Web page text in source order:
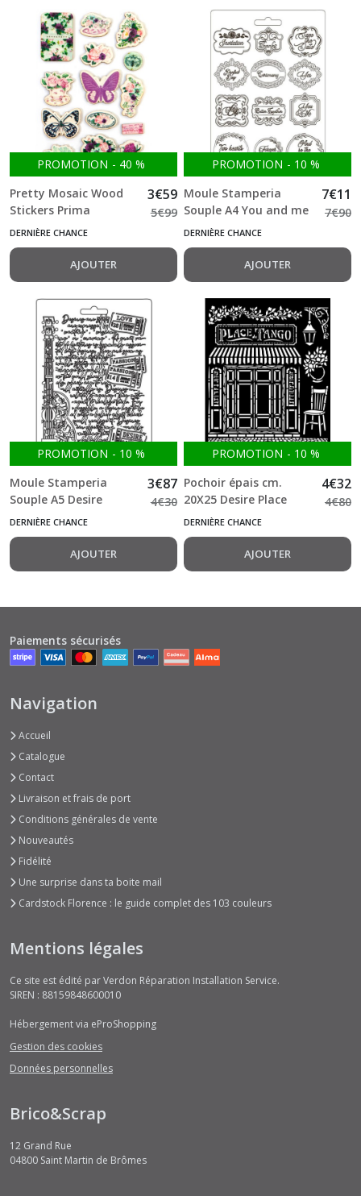
PROMOTION - 40 %
Pretty Mosaic Wood
Stickers Prima
Marketing
3€59
5€99
DERNIÈRE CHANCE
AJOUTER
PROMOTION - 10 %
Moule Stamperia
Souple A4 You and me
plates
7€11
7€90
DERNIÈRE CHANCE
AJOUTER
PROMOTION - 10 %
Moule Stamperia
Souple A5 Desire
guitar
3€87
4€30
DERNIÈRE CHANCE
AJOUTER
PROMOTION - 10 %
Pochoir épais cm.
20X25 Desire Place
Tango Stamperia
4€32
4€80
DERNIÈRE CHANCE
AJOUTER
Paiements sécurisés
Navigation
Accueil
Catalogue
Contact
Livraison et frais de port
Conditions générales de vente
Nouveautés
Fidélité
Une surprise dans ta boite mail
Cardstock Florence : le guide complet des 103 couleurs
Mentions légales
Ce site est édité par Verdon Réparation Installation Service.
SIREN : 88159848600010
Hébergement via eProShopping
Gestion des cookies
Données personnelles
Brico&Scrap
12 Grand Rue
04800 Saint Martin de Brômes